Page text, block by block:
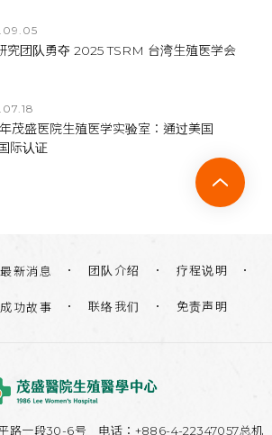
究团队勇夺 2025 TSRM 台湾生殖医学会
茂盛医院生殖医学实验室：通过美国
际认证
最新消息 团队介绍 疗程说明
成功故事 联络我们 免责声明
路一段30-6号 电话：+886-4-22347057总机